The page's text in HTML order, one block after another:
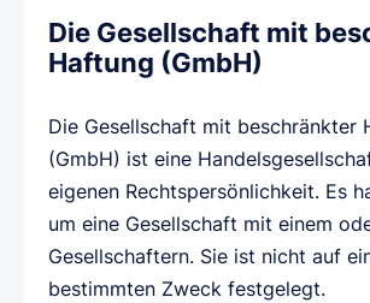
Die Gesellschaft mit
Haftung (GmbH)
Die Gesellschaft mit beschränkter
(GmbH) ist eine
eigenen Rechtspersönlichkeit. Es
um eine Gesellschaft mit einem
Gesellschaftern. Sie ist nicht auf
bestimmten Zweck festgelegt.